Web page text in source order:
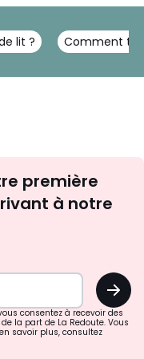
lit ? Comment
première
à notre
OK
consentez à recevoir des
la part de La Redoute. Vous
savoir plus, consultez